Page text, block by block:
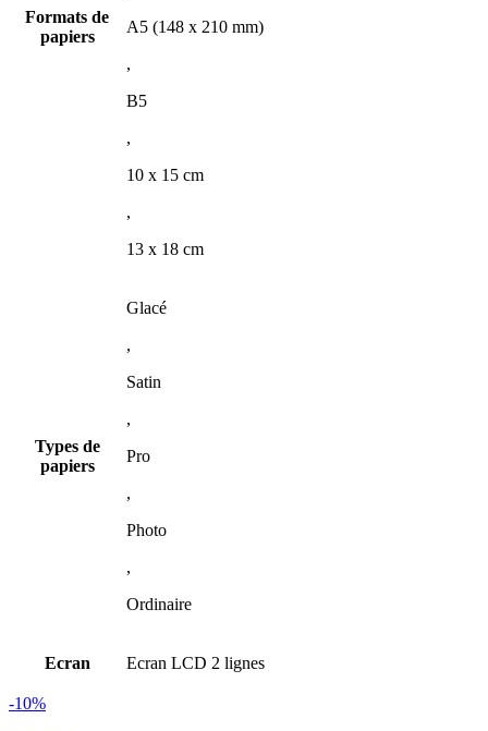
Formats de
papiers
A5 (148 x 210 mm)
,
B5
,
10 x 15 cm
,
13 x 18 cm
Types de
papiers
Glacé
,
Satin
,
Pro
,
Photo
,
Ordinaire
Ecran Ecran LCD 2 lignes
-10%